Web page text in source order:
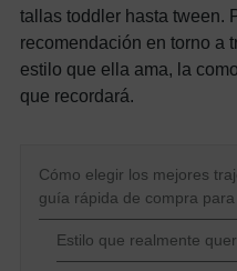
tallas toddler hasta tween.
recomendación en torno a
estilo que ella ama, la
que recordará.
Cómo elegir los mejores
guía rápida de compra
Estilo que realmente